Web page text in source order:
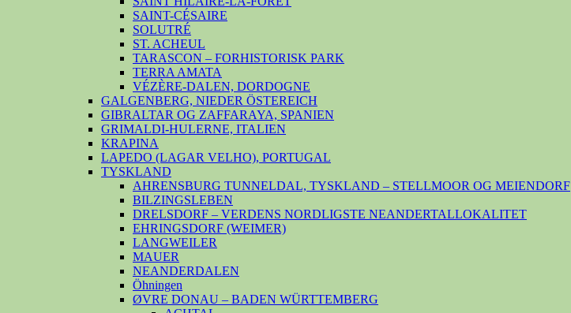
SAINT-CÉSAIRE
SOLUTRÉ
ST. ACHEUL
TARASCON – FORHISTORISK PARK
TERRA AMATA
VÉZÈRE-DALEN, DORDOGNE
GALGENBERG, NIEDER ÖSTEREICH
GIBRALTAR OG ZAFFARAYA, SPANIEN
GRIMALDI-HULERNE, ITALIEN
KRAPINA
LAPEDO (LAGAR VELHO), PORTUGAL
TYSKLAND
AHRENSBURG TUNNELDAL, TYSKLAND – STELLMOOR OG MEIENDORF
BILZINGSLEBEN
DRELSDORF – VERDENS NORDLIGSTE NEANDERTALLOKALITET
EHRINGSDORF (WEIMER)
LANGWEILER
MAUER
NEANDERDALEN
Öhningen
ØVRE DONAU – BADEN WÜRTTEMBERG